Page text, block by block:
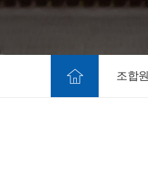
조합원